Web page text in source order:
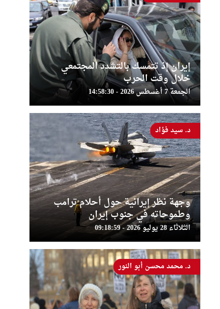
إيران إذ تتمسك بالتشدد المجتمعي
خلال وقت الحرب
الجمعة 7 أغسطس 2026 - 14:58:30
وجهة نظر إيرانية حول أحلام ترامب
وطموحاته في جنوب إيران
الثلاثاء 28 يوليو 2026 - 09:18:59
د. سيد فؤاد
د. محمد محسن أبو النور